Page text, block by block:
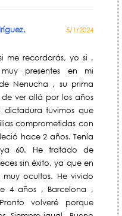
5/1/2024
me recordarás, yo si ,
presentes en mi
Nenucha , su prima
ver allá por los años
tuvimos que
comprometidas con
hace 2 años. Tenía
60. He tratado de
sin éxito, ya que en
ocultos. He vivido
4 años , Barcelona ,
volveré porque